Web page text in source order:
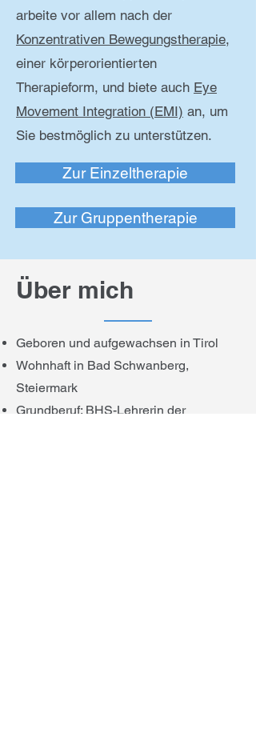
arbeite vor allem nach der
Konzentrativen Bewegungstherapie,
einer körperorientierten
Therapieform, und biete auch Eye
Movement Integration (EMI) an, um
Sie bestmöglich zu unterstützen.
Zur Einzeltherapie
Zur Gruppentherapie
Über mich
Geboren und aufgewachsen in Tirol
Wohnhaft in Bad Schwanberg,
Steiermark
Grundberuf: BHS-Lehrerin der